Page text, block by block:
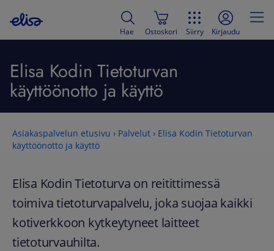
Hae Ostoskori Siirry Kirjaudu
Elisa Kodin Tietoturvan
käyttöönotto ja käyttö
Asiakaspalvelun etusivu › Palvelut › Elisa Kodin Tietoturvan
käyttöönotto ja käyttö
Elisa Kodin Tietoturva on reitittimessä
toimiva tietoturvapalvelu, joka suojaa kaikki
kotiverkkoon kytkeytyneet laitteet
tietoturvauhilta.